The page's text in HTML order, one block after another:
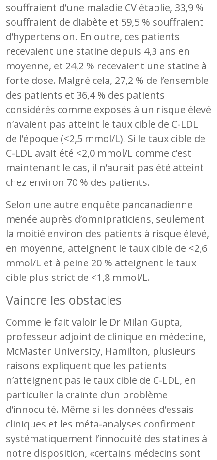
souffraient d’une maladie CV établie, 33,9 %
souffraient de diabète et 59,5 % souffraient
d’hypertension. En outre, ces patients
recevaient une statine depuis 4,3 ans en
moyenne, et 24,2 % recevaient une statine à
forte dose. Malgré cela, 27,2 % de l’ensemble
des patients et 36,4 % des patients
considérés comme exposés à un risque élevé
n’avaient pas atteint le taux cible de C-LDL
de l’époque (<2,5 mmol/L). Si le taux cible de
C-LDL avait été <2,0 mmol/L comme c’est
maintenant le cas, il n’aurait pas été atteint
chez environ 70 % des patients.
Selon une autre enquête pancanadienne
menée auprès d’omnipraticiens, seulement
la moitié environ des patients à risque élevé,
en moyenne, atteignent le taux cible de <2,6
mmol/L et à peine 20 % atteignent le taux
cible plus strict de <1,8 mmol/L.
Vaincre les obstacles
Comme le fait valoir le Dr Milan Gupta,
professeur adjoint de clinique en médecine,
McMaster University, Hamilton, plusieurs
raisons expliquent que les patients
n’atteignent pas le taux cible de C-LDL, en
particulier la crainte d’un problème
d’innocuité. Même si les données d’essais
cliniques et les méta-analyses confirment
systématiquement l’innocuité des statines à
notre disposition, «certains médecins sont